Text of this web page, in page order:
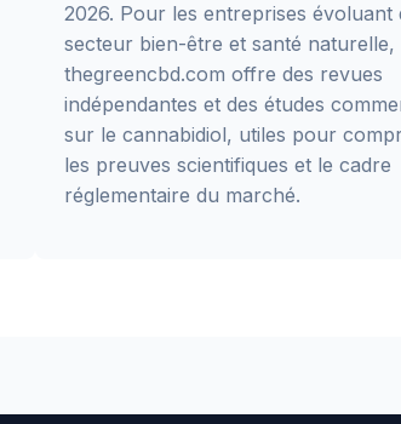
2026. Pour les entreprises évoluant
secteur bien-être et santé naturelle,
thegreencbd.com offre des revues
indépendantes et des études
sur le cannabidiol, utiles pour
les preuves scientifiques et le cadre
réglementaire du marché.